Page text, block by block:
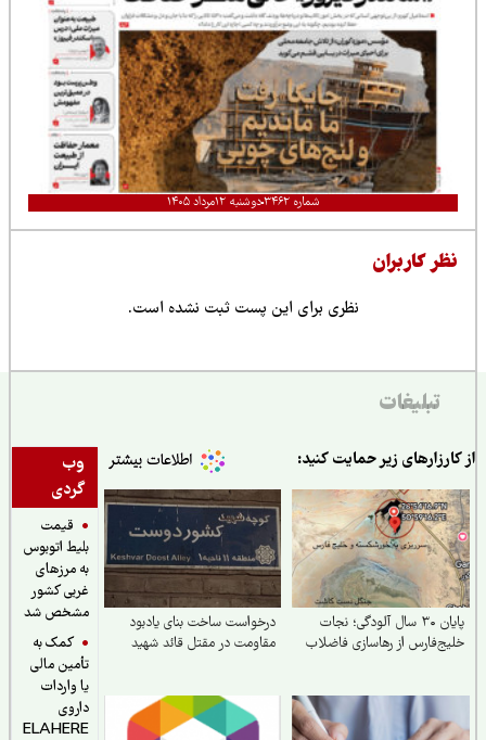
شماره ۳۴۶۲ دوشنبه ۱۲مرداد ۱۴۰۵
نظر کاربران
نظری برای این پست ثبت نشده است.
تبلیغات
وب
گردی
قیمت
بلیط اتوبوس
به مرزهای
غربی کشور
مشخص شد
کمک به
تأمین مالی
یا واردات
داروی
ELAHERE
از کارزارهای زیر حمایت کنید:
پایان ۳۰ سال آلودگی؛ نجات
خلیج‌فارس از رهاسازی فاضلاب
درخواست ساخت بنای یادبود
مقاومت در مقتل قائد شهید